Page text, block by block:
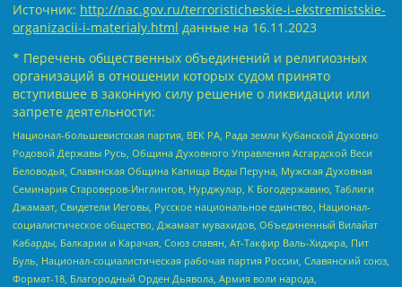
Источник: http://nac.gov.ru/terroristicheskie-i-ekstremistskie-
organizacii-i-materialy.html данные на 16.11.2023
* Перечень общественных объединений и религиозных
организаций в отношении которых судом принято
вступившее в законную силу решение о ликвидации или
запрете деятельности:
Национал-большевистская партия, ВЕК РА, Рада земли Кубанской Духовно
Родовой Державы Русь, Община Духовного Управления Асгардской Веси
Беловодья, Славянская Община Капища Веды Перуна, Мужская Духовная
Семинария Староверов-Инглингов, Нурджулар, К Богодержавию, Таблиги
Джамаат, Свидетели Иеговы, Русское национальное единство, Национал-
социалистическое общество, Джамаат мувахидов, Объединенный Вилайат
Кабарды, Балкарии и Карачая, Союз славян, Ат-Такфир Валь-Хиджра, Пит
Буль, Национал-социалистическая рабочая партия России, Славянский союз,
Формат-18, Благородный Орден Дьявола, Армия воли народа,